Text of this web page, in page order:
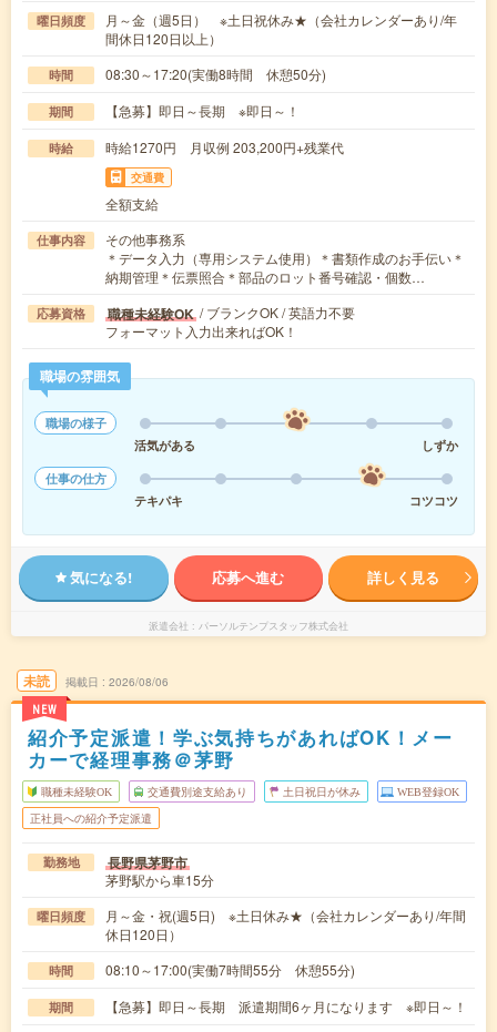
曜日頻度
月～金（週5日） ※土日祝休み★（会社カレンダーあり/年
間休日120日以上）
時間 08:30～17:20(実働8時間 休憩50分)
期間 【急募】即日～長期 ※即日～！
時給 時給1270円 月収例 203,200円+残業代
交通費
全額支給
仕事内容
その他事務系
＊データ入力（専用システム使用）＊書類作成のお手伝い＊
納期管理＊伝票照合＊部品のロット番号確認・個数…
応募資格 職種未経験OK / ブランクOK / 英語力不要
フォーマット入力出来ればOK！
職場の雰囲気
職場の様子
活気がある
しずか
仕事の仕方
テキパキ
コツコツ
気になる! 応募へ進む 詳しく見る
派遣会社 パーソルテンプスタッフ株式会社
未読
NEW
掲載日 2026/08/06
紹介予定派遣！学ぶ気持ちがあればOK！メー
カーで経理事務＠茅野
職種未経験OK 交通費別途支給あり 土日祝日が休み WEB登録OK
正社員への紹介予定派遣
勤務地 長野県茅野市
茅野駅から車15分
曜日頻度
月～金・祝(週5日) ※土日休み★（会社カレンダーあり/年間
休日120日）
時間 08:10～17:00(実働7時間55分 休憩55分)
期間 【急募】即日～長期 派遣期間6ヶ月になります ※即日～！